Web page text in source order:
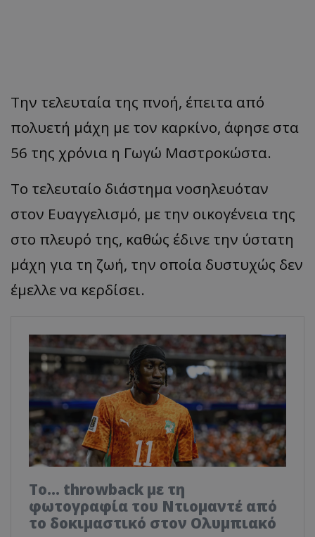
Την τελευταία της πνοή, έπειτα από
πολυετή μάχη με τον καρκίνο, άφησε στα
56 της χρόνια η Γωγώ Μαστροκώστα.
Το τελευταίο διάστημα νοσηλευόταν
στον Ευαγγελισμό, με την οικογένεια της
στο πλευρό της, καθώς έδινε την ύστατη
μάχη για τη ζωή, την οποία δυστυχώς δεν
έμελλε να κερδίσει.
Το... throwback με τη
φωτογραφία του Ντιομαντέ από
το δοκιμαστικό στον Ολυμπιακό